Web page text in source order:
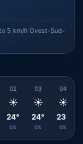
5 km/h Ovest-Sud-
02
☀️
24°
0%
03
☀️
24°
0%
04
☀️
23°
0%